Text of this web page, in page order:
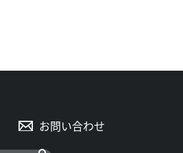
お問い合わせ